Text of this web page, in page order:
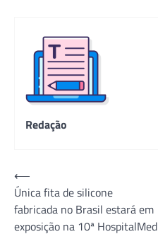
Redação
Navegação
de
Post
⟵
Única fita de silicone
fabricada no Brasil estará em
exposição na 10ª HospitalMed